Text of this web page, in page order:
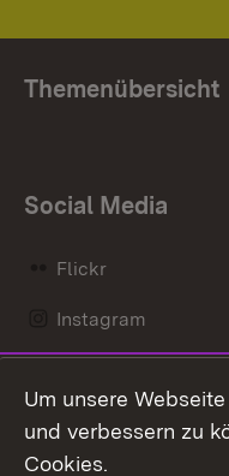
Themenübersicht
Social Media
Flickr
Instagram
Mastodon
Messenger
Um unsere
und verbessern zu
Cookies.